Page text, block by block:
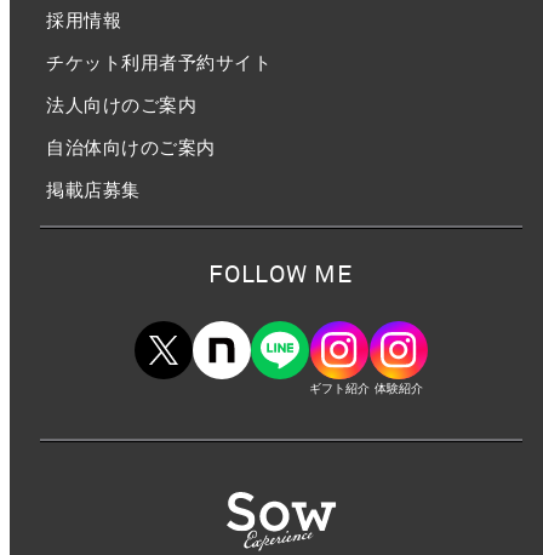
採用情報
チケット利用者予約サイト
法人向けのご案内
自治体向けのご案内
掲載店募集
FOLLOW ME
ギフト紹介 体験紹介